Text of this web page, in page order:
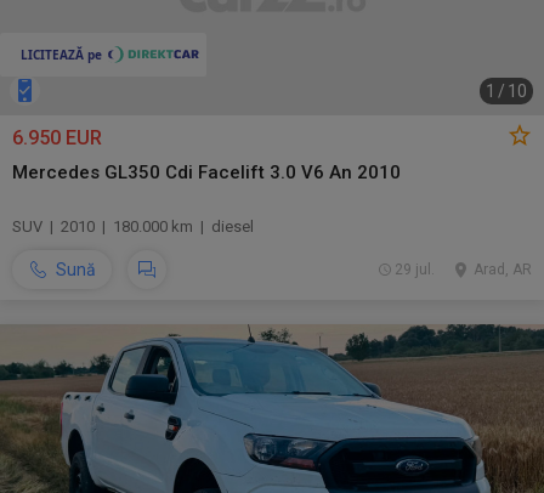
1 / 10
6.950 EUR
Mercedes GL350 Cdi Facelift 3.0 V6 An 2010
SUV | 2010 | 180.000 km | diesel
Sună Arad, AR
29 jul.